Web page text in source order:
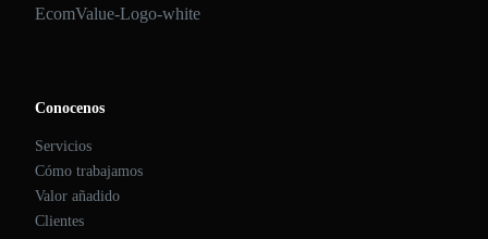
EcomValue-Logo-white
Conocenos
Servicios
Cómo trabajamos
Valor añadido
Clientes